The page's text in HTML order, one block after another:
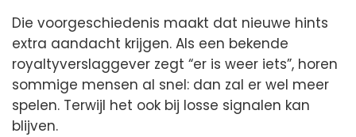
Die voorgeschiedenis maakt dat nieuwe hints
extra aandacht krijgen. Als een bekende
royaltyverslaggever zegt “er is weer iets”, horen
sommige mensen al snel: dan zal er wel meer
spelen. Terwijl het ook bij losse signalen kan
blijven.